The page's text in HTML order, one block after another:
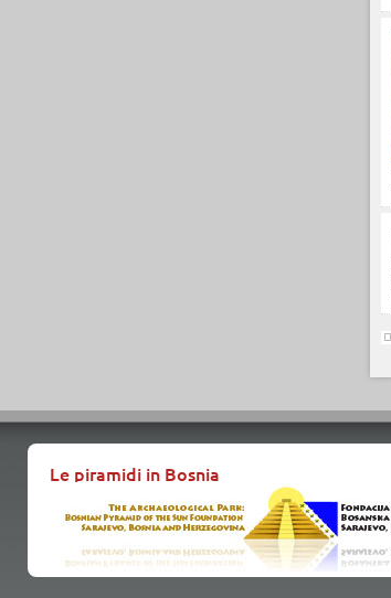
Le piramidi in Bosnia